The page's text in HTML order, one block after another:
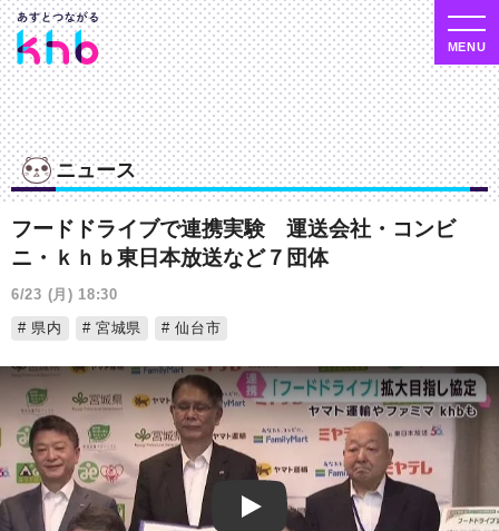
ニュース
フードドライブで連携実験 運送会社・コンビ
ニ・ｋｈｂ東日本放送など７団体
6/23 (月) 18:30
県内
宮城県 仙台市
Play